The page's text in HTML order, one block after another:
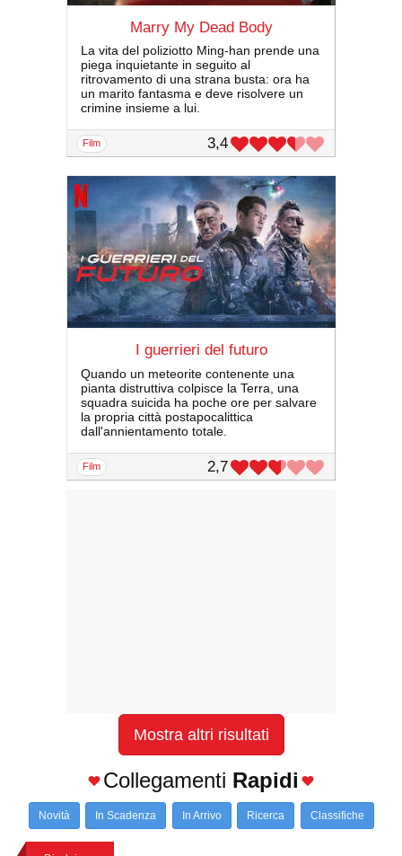
Marry My Dead Body
La vita del poliziotto Ming-han prende una
piega inquietante in seguito al
ritrovamento di una strana busta: ora ha
un marito fantasma e deve risolvere un
crimine insieme a lui.
film 3,4
I guerrieri del futuro
Quando un meteorite contenente una
pianta distruttiva colpisce la Terra, una
squadra suicida ha poche ore per salvare
la propria città postapocalittica
dall'annientamento totale.
film 2,7
Mostra altri risultati
Collegamenti Rapidi
Novità In Scadenza In Arrivo Ricerca Classifiche